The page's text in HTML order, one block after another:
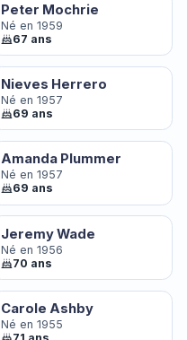
Peter Mochrie
Né en 1959
67 ans
Nieves Herrero
Né en 1957
69 ans
Amanda Plummer
Né en 1957
69 ans
Jeremy Wade
Né en 1956
70 ans
Carole Ashby
Né en 1955